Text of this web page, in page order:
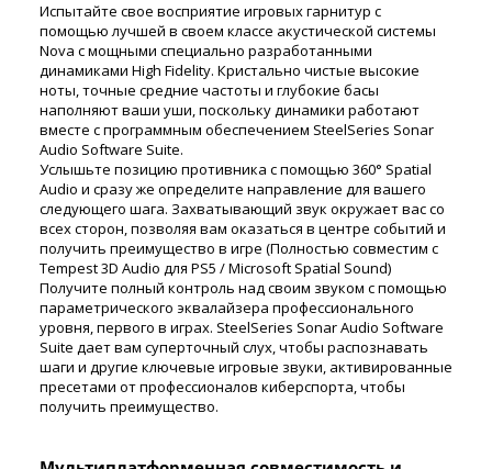
Испытайте свое восприятие игровых гарнитур с
помощью лучшей в своем классе акустической системы
Nova с мощными специально разработанными
динамиками High Fidelity. Кристально чистые высокие
ноты, точные средние частоты и глубокие басы
наполняют ваши уши, поскольку динамики работают
вместе с программным обеспечением SteelSeries Sonar
Audio Software Suite.
Услышьте позицию противника с помощью 360° Spatial
Audio и сразу же определите направление для вашего
следующего шага. Захватывающий звук окружает вас со
всех сторон, позволяя вам оказаться в центре событий и
получить преимущество в игре (Полностью совместим с
Tempest 3D Audio для PS5 / Microsoft Spatial Sound)
Получите полный контроль над своим звуком с помощью
параметрического эквалайзера профессионального
уровня, первого в играх. SteelSeries Sonar Audio Software
Suite дает вам суперточный слух, чтобы распознавать
шаги и другие ключевые игровые звуки, активированные
пресетами от профессионалов киберспорта, чтобы
получить преимущество.